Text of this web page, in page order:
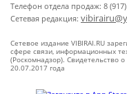
Телефон отдела продаж: 8
Сетевая редакция:
Сетевое издание VIBIRAI.RU
сфере связи, информационных
(Роскомнадзор).
20.07.2017 года